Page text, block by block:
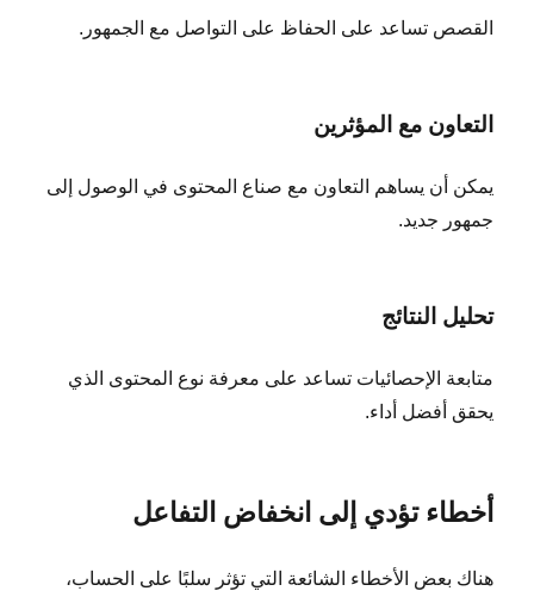
القصص تساعد على الحفاظ على التواصل مع الجمهور.
التعاون مع المؤثرين
يمكن أن يساهم التعاون مع صناع المحتوى في الوصول إلى
جمهور جديد.
تحليل النتائج
متابعة الإحصائيات تساعد على معرفة نوع المحتوى الذي
يحقق أفضل أداء.
أخطاء تؤدي إلى انخفاض التفاعل
هناك بعض الأخطاء الشائعة التي تؤثر سلبًا على الحساب،